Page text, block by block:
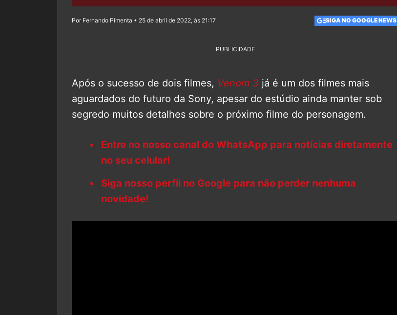
Por Fernando Pimenta • 25 de abril de 2022, às 21:17 SIGA NO GOOGLE NEWS
PUBLICIDADE
Após o sucesso de dois filmes, Venom 3 já é um dos filmes mais
aguardados do futuro da Sony, apesar do estúdio ainda manter sob
segredo muitos detalhes sobre o próximo filme do personagem.
Entre no nosso canal do WhatsApp para notícias diretamente
no seu celular!
Siga nosso perfil no Google para não perder nenhuma
novidade!